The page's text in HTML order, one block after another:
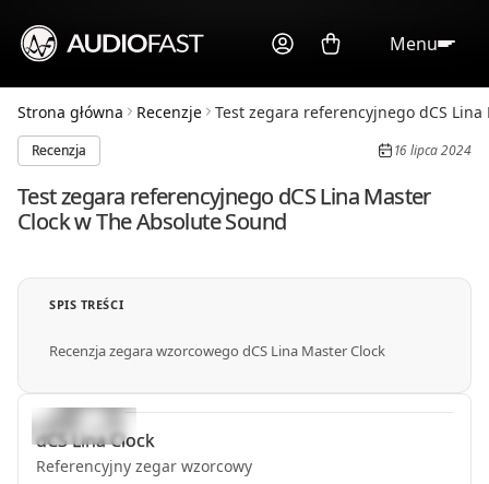
Menu
Strona główna Recenzje Test zegara referencyjnego dCS Lina
SPIS TREŚCI
Recenzja zegara wzorcowego dCS Lina Master Clock
dCSLina Clock
Referencyjny zegar wzorcowy
Recenzja 16 lipca 2024
Test zegara referencyjnego dCS Lina Master
Clock w The Absolute Sound